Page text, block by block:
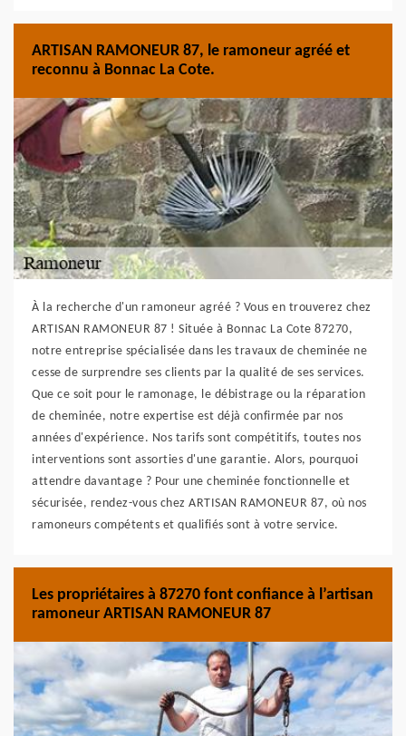
ARTISAN RAMONEUR 87, le ramoneur agréé et
reconnu à Bonnac La Cote.
À la recherche d'un ramoneur agréé ? Vous en trouverez chez
ARTISAN RAMONEUR 87 ! Située à Bonnac La Cote 87270,
notre entreprise spécialisée dans les travaux de cheminée ne
cesse de surprendre ses clients par la qualité de ses services.
Que ce soit pour le ramonage, le débistrage ou la réparation
de cheminée, notre expertise est déjà confirmée par nos
années d'expérience. Nos tarifs sont compétitifs, toutes nos
interventions sont assorties d'une garantie. Alors, pourquoi
attendre davantage ? Pour une cheminée fonctionnelle et
sécurisée, rendez-vous chez ARTISAN RAMONEUR 87, où nos
ramoneurs compétents et qualifiés sont à votre service.
Les propriétaires à 87270 font confiance à l’artisan
ramoneur ARTISAN RAMONEUR 87